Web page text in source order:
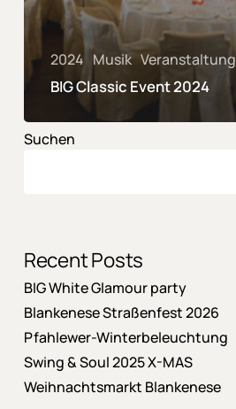
2024 Musik Veranstaltung
BIG Classic Event 2024
Suchen
Recent Posts
BIG White Glamour party
Blankenese Straßenfest 2026
Pfahlewer-Winterbeleuchtung
Swing & Soul 2025 X-MAS
Weihnachtsmarkt Blankenese